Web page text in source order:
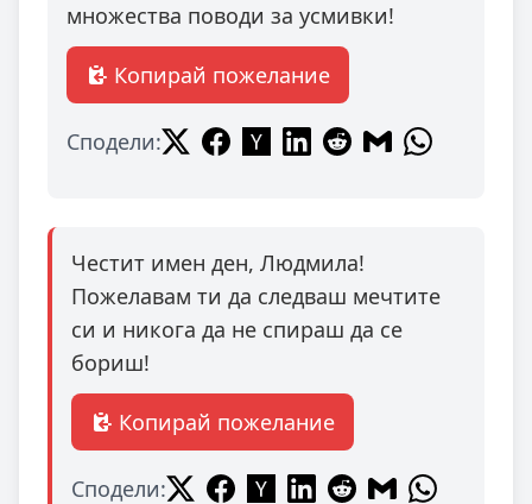
множества поводи за усмивки!
Копирай пожелание
Сподели:
Честит имен ден, Людмила!
Пожелавам ти да следваш мечтите
си и никога да не спираш да се
бориш!
Копирай пожелание
Сподели: